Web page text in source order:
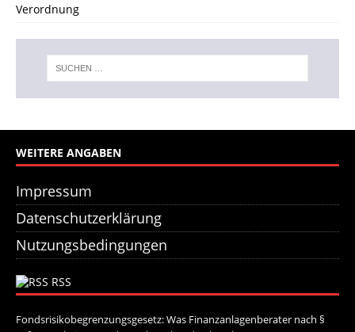
Verordnung
WEITERE ANGABEN
Impressum
Datenschutzerklärung
Nutzungsbedingungen
RSS
Fondsrisikobegrenzungsgesetz: Was Finanzanlagenberater nach §